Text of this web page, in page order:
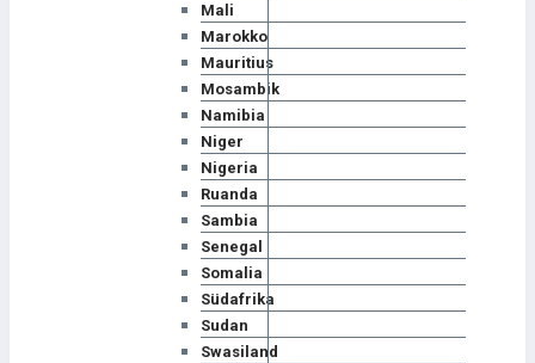
Mali
Marokko
Mauritius
Mosambik
Namibia
Niger
Nigeria
Ruanda
Sambia
Senegal
Somalia
Südafrika
Sudan
Swasiland